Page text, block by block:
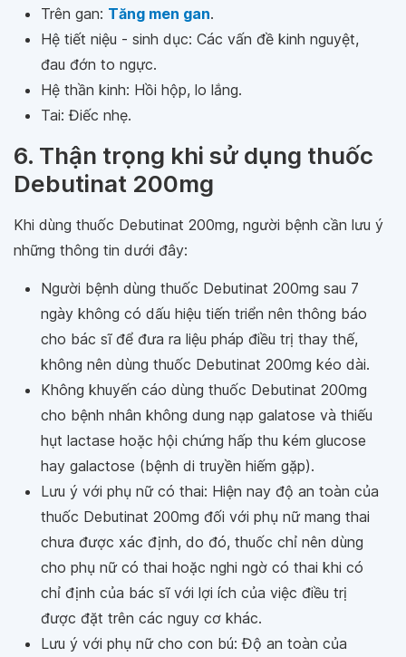
Trên gan: Tăng men gan.
Hệ tiết niệu - sinh dục: Các vấn đề kinh nguyệt,
đau đớn to ngực.
Hệ thần kinh: Hồi hộp, lo lắng.
Tai: Điếc nhẹ.
6. Thận trọng khi sử dụng thuốc
Debutinat 200mg
Khi dùng thuốc Debutinat 200mg, người bệnh cần lưu ý
những thông tin dưới đây:
Người bệnh dùng thuốc Debutinat 200mg sau 7
ngày không có dấu hiệu tiến triển nên thông báo
cho bác sĩ để đưa ra liệu pháp điều trị thay thế,
không nên dùng thuốc Debutinat 200mg kéo dài.
Không khuyến cáo dùng thuốc Debutinat 200mg
cho bệnh nhân không dung nạp galatose và thiếu
hụt lactase hoặc hội chứng hấp thu kém glucose
hay galactose (bệnh di truyền hiếm gặp).
Lưu ý với phụ nữ có thai: Hiện nay độ an toàn của
thuốc Debutinat 200mg đối với phụ nữ mang thai
chưa được xác định, do đó, thuốc chỉ nên dùng
cho phụ nữ có thai hoặc nghi ngờ có thai khi có
chỉ định của bác sĩ với lợi ích của việc điều trị
được đặt trên các nguy cơ khác.
Lưu ý với phụ nữ cho con bú: Độ an toàn của